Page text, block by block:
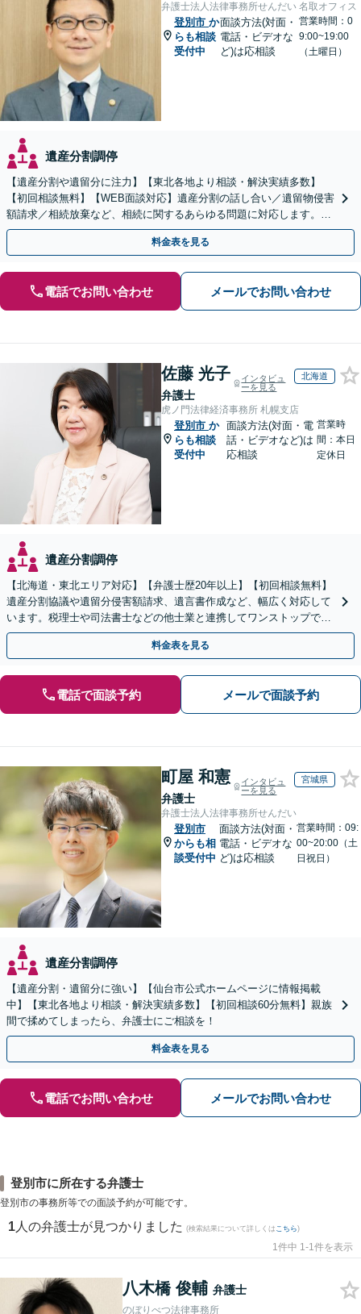
弁護士法人法律事務所せんだい 名取オフィス
登別市 か
らも相談
受付中
面談方法(対面・
電話・ビデオな
ど)は応相談
営業時間：0
9:00~19:00
（土曜日）
遺産分割調停
【遺産分割や遺留分に注力】【東北各地より相談・解決実績多数】
【初回相談無料】【WEB面談対応】遺産分割の話し合い／遺留物侵害
額請求／相続放棄など、相続に関するあらゆる問題に対応します。ご
事情やご意向を丁寧にお聞きし、有利な解決を目指します
料金表を見る
電話でお問い合わせ メールでお問い合わせ
佐藤 光子
弁護士
インタビュ
ーを見る
北海道
虎ノ門法律経済事務所 札幌支店
登別市 か
らも相談
受付中
面談方法(対面・電
話・ビデオなど)は
応相談
営業時
間：本日
定休日
遺産分割調停
【北海道・東北エリア対応】【弁護士歴20年以上】【初回相談無料】
遺産分割協議や遺留分侵害額請求、遺言書作成など、幅広く対応して
います。税理士や司法書士などの他士業と連携してワンストップでの
解決が可能です。ぜひご相談ください。
料金表を見る
電話で面談予約 メールで面談予約
町屋 和憲
弁護士
インタビュ
ーを見る
宮城県
弁護士法人法律事務所せんだい
登別市
からも相
談受付中
面談方法(対面・
電話・ビデオな
ど)は応相談
営業時間：09:
00~20:00（土
日祝日）
遺産分割調停
【遺産分割・遺留分に強い】【仙台市公式ホームページに情報掲載
中】【東北各地より相談・解決実績多数】【初回相談60分無料】親族
間で揉めてしまったら、弁護士にご相談を！
料金表を見る
電話でお問い合わせ メールでお問い合わせ
登別市に所在する弁護士
登別市の事務所等での面談予約が可能です。
1 人の弁護士が見つかりました (検索結果について詳しくは こちら)
1件中 1-1件を表示
八木橋 俊輔 弁護士
のぼりべつ法律事務所